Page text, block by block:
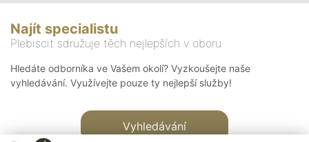
Najít specialistu
Plebiscit sdružuje těch nejlepších v oboru
Hledáte odborníka ve Vašem okolí? Vyzkoušejte naše
vyhledávání. Využívejte pouze ty nejlepší služby!
Vyhledávání